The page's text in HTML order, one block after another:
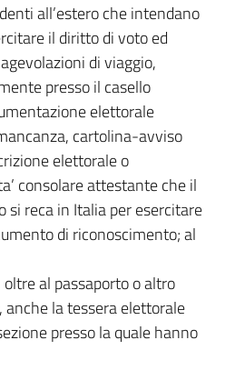
all’estero che intendano
il diritto di voto ed
di viaggio,
presso il casello
elettorale
cartolina-avviso
elettorale o
consolare attestante che il
si reca in Italia per esercitare
di riconoscimento; al
al passaporto o altro
la tessera elettorale
presso la quale hanno